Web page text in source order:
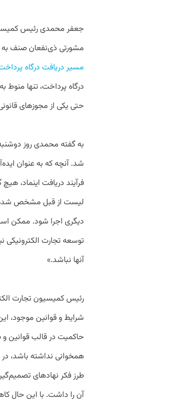
جعفر محمدی رئیس
مشورتی ذی‌نفعان صنف به
مسیر دریافت درگاه
درگاه پرداخت، تنها
حتی یکی از مجوزهای
به گفته محمدی روز
شد. آنچه که به عنوان
فرآیند دریافت اینماد،
لیست از قبل مشخص شده
دیگری اجرا شود. ممکن
توسعه تجارت الکترونیکی
آنها نباشد.»
رئیس کمیسیون تجارت
شرایط و قوانین موجود،
حاکمیت در قالب قوانین
همخوانی نداشته باشد،
طرز فکر نهادهای
آن را داشت. با این حال